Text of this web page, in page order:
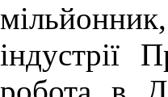
індустрії